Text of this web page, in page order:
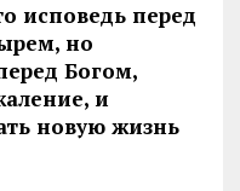
исповедь перед
но
Богом,
и
новую жизнь